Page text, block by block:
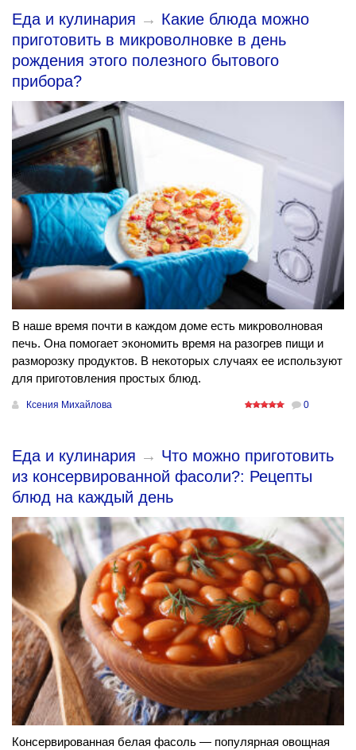
Еда и кулинария → Какие блюда можно
приготовить в микроволновке в день
рождения этого полезного бытового
прибора?
В наше время почти в каждом доме есть микроволновая
печь. Она помогает экономить время на разогрев пищи и
разморозку продуктов. В некоторых случаях ее используют
для приготовления простых блюд.
Ксения Михайлова 0
Еда и кулинария → Что можно приготовить
из консервированной фасоли?: Рецепты
блюд на каждый день
Консервированная белая фасоль — популярная овощная